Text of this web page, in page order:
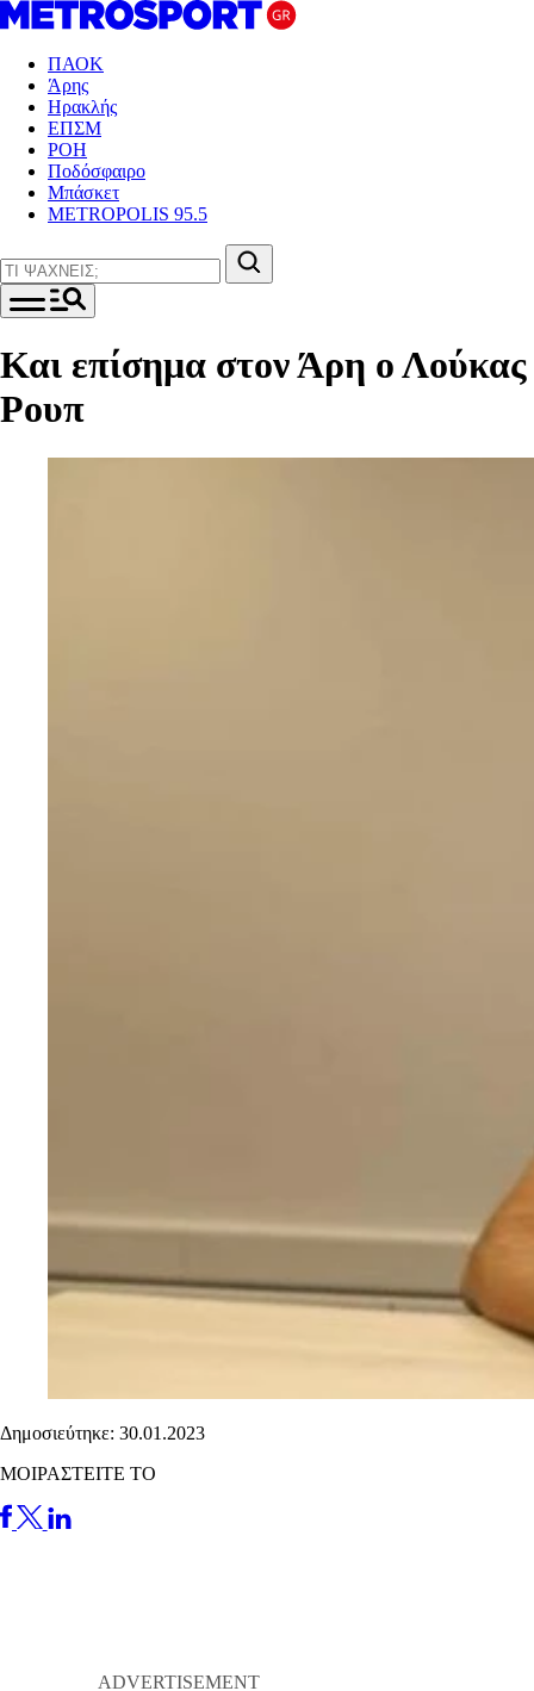
ΠΑΟΚ
Άρης
Ηρακλής
ΕΠΣΜ
ΡΟΗ
Ποδόσφαιρο
Μπάσκετ
METROPOLIS 95.5
Και επίσημα στον Άρη ο Λούκας
Ρουπ
Δημοσιεύτηκε: 30.01.2023
ΜΟΙΡΑΣΤΕΙΤΕ ΤΟ